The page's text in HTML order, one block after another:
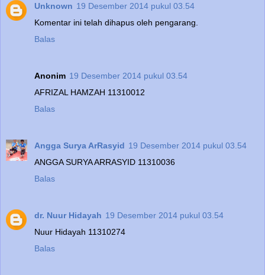
Unknown 19 Desember 2014 pukul 03.54
Komentar ini telah dihapus oleh pengarang.
Balas
Anonim 19 Desember 2014 pukul 03.54
AFRIZAL HAMZAH 11310012
Balas
Angga Surya ArRasyid 19 Desember 2014 pukul 03.54
ANGGA SURYA ARRASYID 11310036
Balas
dr. Nuur Hidayah 19 Desember 2014 pukul 03.54
Nuur Hidayah 11310274
Balas